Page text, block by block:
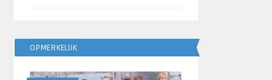
OPMERKELIJK